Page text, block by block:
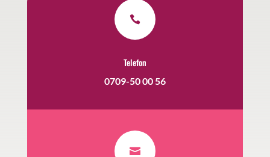

Telefon
0709-50 00 56
